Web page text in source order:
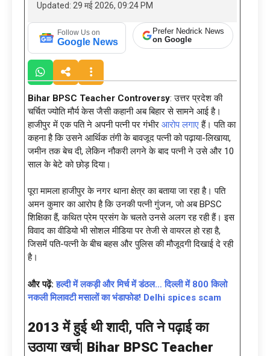
Updated: 29 मई 2026, 09:24 PM
Follow Us on
Google News
Prefer Nedrick News
on Google
Bihar BPSC Teacher Controversy: उत्तर प्रदेश की
चर्चित ज्योति मौर्य केस जैसी कहानी अब बिहार से सामने आई है।
हाजीपुर में एक पति ने अपनी पत्नी पर गंभीर आरोप लगाएहैं। पति का
कहना है कि उसने आर्थिक तंगी के बावजूद पत्नी को पढ़ाया-लिखाया,
जमीन तक बेच दी, लेकिन नौकरी लगने के बाद पत्नी ने उसे और 10
साल के बेटे को छोड़ दिया।
पूरा मामला हाजीपुर के नगर थाना क्षेत्र का बताया जा रहा है। पति
अमन कुमार का आरोप है कि उनकी पत्नी गुंजन, जो अब BPSC
शिक्षिका हैं, कथित प्रेम प्रसंग के चलते उनसे अलग रह रही हैं। इस
विवाद का वीडियो भी सोशल मीडिया पर तेजी से वायरल हो रहा है,
जिसमें पति-पत्नी के बीच बहस और पुलिस की मौजूदगी दिखाई दे रही
है।
और पढ़ें:हल्दी में लकड़ी और मिर्च में डंठल… दिल्ली में 800 किलो
नकली मिलावटी मसालों का भंडाफोड! Delhi spices scam
2013 में हुई थी शादी, पति ने पढ़ाई का
उठाया खर्च| Bihar BPSC Teacher